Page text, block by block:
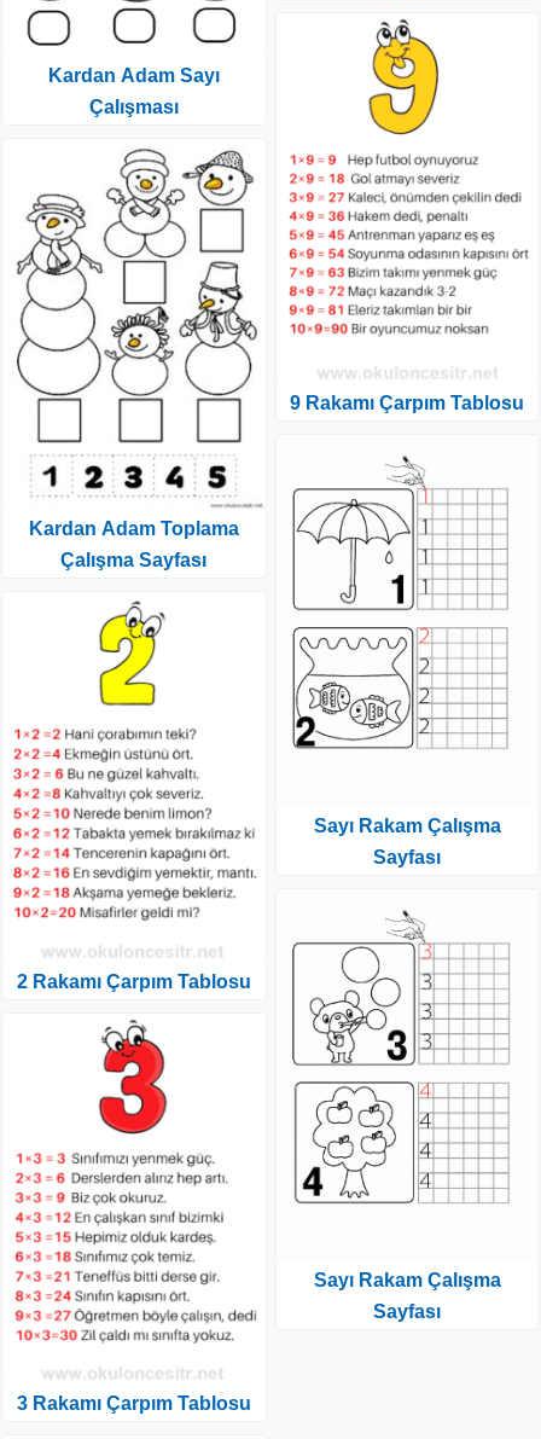
Kardan Adam Sayı
Çalışması
Kardan Adam Toplama
Çalışma Sayfası
2 Rakamı Çarpım Tablosu
3 Rakamı Çarpım Tablosu
9 Rakamı Çarpım Tablosu
Sayı Rakam Çalışma
Sayfası
Sayı Rakam Çalışma
Sayfası